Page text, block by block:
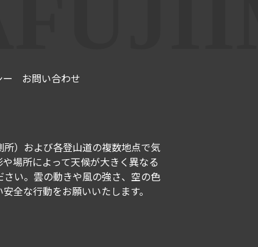
お問い合わせ
）および各登山道の複数地点で気
場所によって天候が大きく異なる
い。雲の動きや風の強さ、空の色
全な行動をお願いいたします。